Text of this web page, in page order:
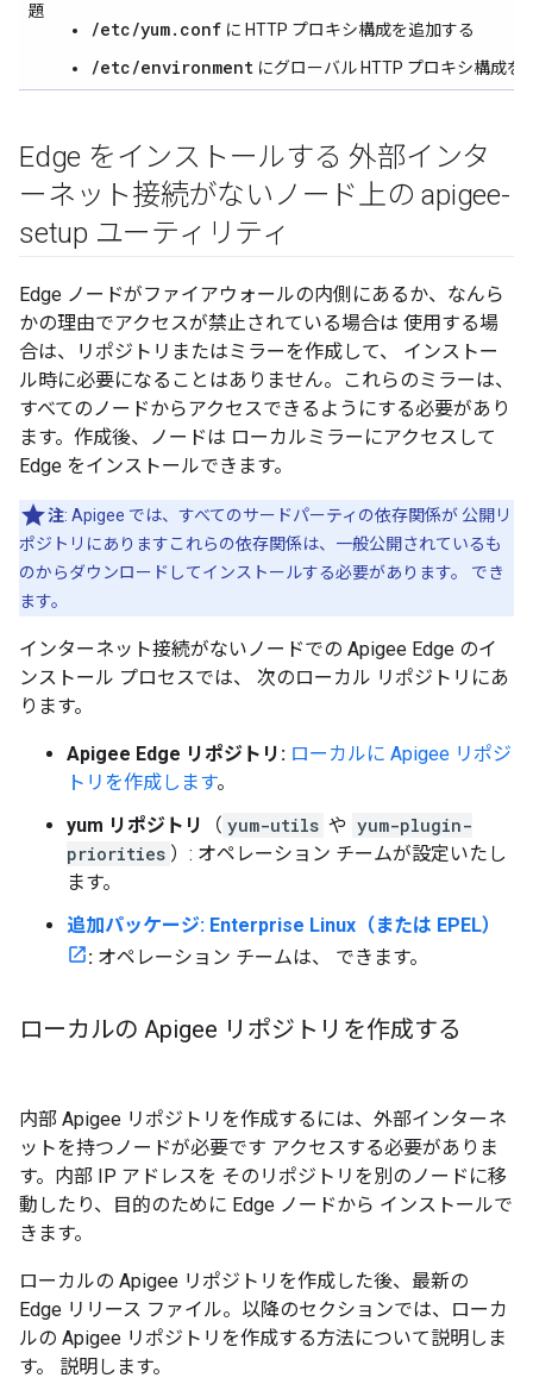
題
/etc/yum.conf に HTTP プロキシ構成を追加する
/etc/environment にグローバル HTTP プロキシ構成を
Edge をインストールする 外部インタ
ーネット接続がないノード上の apigee-
setup ユーティリティ
Edge ノードがファイアウォールの内側にあるか、なんら
かの理由でアクセスが禁止されている場合は 使用する場
合は、リポジトリまたはミラーを作成して、 インストー
ル時に必要になることはありません。これらのミラーは、
すべてのノードからアクセスできるようにする必要があり
ます。作成後、ノードは ローカルミラーにアクセスして
Edge をインストールできます。
注: Apigee では、すべてのサードパーティの依存関係が 公開リ
ポジトリにありますこれらの依存関係は、一般公開されているも
のからダウンロードしてインストールする必要があります。 でき
ます。
インターネット接続がないノードでの Apigee Edge のイ
ンストール プロセスでは、 次のローカル リポジトリにあ
ります。
Apigee Edge リポジトリ: ローカルに Apigee リポジ
トリを作成します。
yum リポジトリ
（ yum-utils や yum-plugin-
priorities ）: オペレーション チームが設定いたし
ます。
追加パッケージ: Enterprise Linux（または EPEL）
: オペレーション チームは、 できます。
ローカルの Apigee リポジトリを作成する
内部 Apigee リポジトリを作成するには、外部インターネ
ットを持つノードが必要です アクセスする必要がありま
す。内部 IP アドレスを そのリポジトリを別のノードに移
動したり、目的のために Edge ノードから インストールで
きます。
ローカルの Apigee リポジトリを作成した後、最新の
Edge リリース ファイル。以降のセクションでは、ローカ
ルの Apigee リポジトリを作成する方法について説明しま
す。 説明します。